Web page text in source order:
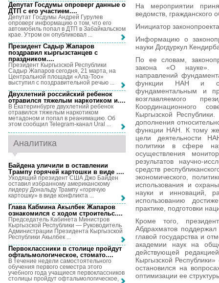
На мероприятии
ведомств, гражданского
Инициатор
Информацию о
науки Догдуркул
По ее словам,
закона «О науке».
направлений
функции НАН и
фундаментальным и
возглавляемого
Координационного
Кыргызской
дополнения
функции НАН. К тому
цели деятельности
политики в сфере
осуществления
результатов научно-
средств
экономического,
использования и
науки и инноваций,
использованию
практике, подготовки
Кроме того,
Абдрахматов
главой государства и
академии наук на
действующей
Кыргызской
остановился на
оптимизации ее
Депутат Госдумы опроверг данные о
ДТП с его участием....
Депутат Госдумы Андрей Гурулев
опроверг информацию о том, что его
автомобиль попал в ДТП в Забайкальском
крае. Утром он опубликовал ...
Президент Садыр Жапаров
поздравил кыргызстанцев с
праздником....
Президент Кыргызской Республики
Садыр Жапаров сегодня, 21 марта, на
Центральной площади «Ала-Тоо»
выступил с поздравительной речью ...
Двухлетний российский ребенок
отравился тяжелым наркотиком и....
В Екатеринбурге двухлетний ребенок
отравился тяжелым наркотиком
метадоном и попал в реанимацию. Об
этом сообщил Telegram-канал Ural ...
Аналитика
Байдена уличили в оставлении
Трампу горячей картошки в виде ....
Уходящий президент США Джо Байден
оставил избранному американскому
лидеру Дональду Трампу «горячую
картошку» в виде конфликта ...
Глава Кабмина Акылбек Жапаров
ознакомился с ходом строительс....
Председатель Кабинета Министров
Кыргызской Республики — Руководитель
Администрации Президента Кыргызской
Республики Акылбек ...
Первоклассники в столице пройдут
офтальмологическое, стомато....
В течение недели самостоятельного
обучения первого семестра этого
учебного года учащиеся первоклассников
столицы пройдут офтальмологическое, ...